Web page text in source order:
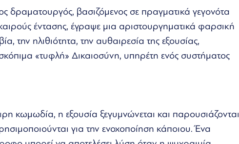
δραματουργός, βασιζόμενος σε πραγματικά γεγονότα
έντασης, έγραψε μια αριστουργηματικά φαρσική
την ηλιθιότητα, την αυθαιρεσία της εξουσίας,
«τυφλή» Δικαιοσύνη, υπηρέτη ενός συστήματος
κωμωδία, η εξουσία ξεγυμνώνεται και παρουσιάζονται
για την ενοχοποίηση κάποιου. Ένα